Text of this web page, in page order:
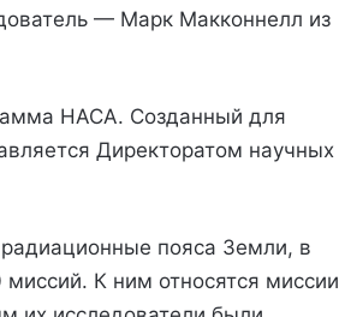
— Марк Макконнелл из
НАСА. Созданный для
Директоратом научных
пояса Земли, в
К ним относятся миссии